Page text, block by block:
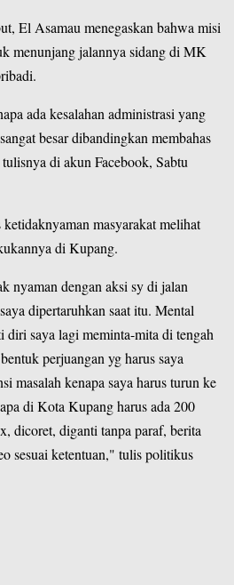
El Asamau menegaskan bahwa misi
menunjang jalannya sidang di MK
ada kesalahan administrasi yang
besar dibandingkan membahas
tulisnya diakun Facebook, Sabtu
masyarakat melihat
di Kupang.
nyaman dengan aksi sy di jalan
dipertaruhkan saat itu. Mental
diri saya lagi meminta-mita di tengah
perjuangan yg harus saya
masalah kenapa saya harus turun ke
di Kota Kupang harus ada 200
dicoret, diganti tanpa paraf, berita
sesuai ketentuan," tulis politikus